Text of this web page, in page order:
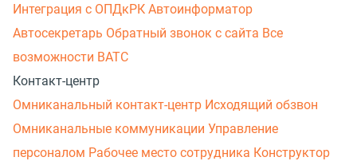
Интеграция с ОПДкРК Автоинформатор
Автосекретарь Обратный звонок с сайта Все
возможности ВАТС
Контакт-центр
Омниканальный контакт-центр Исходящий обзвон
Омниканальные коммуникации Управление
персоналом Рабочее место сотрудника Конструктор